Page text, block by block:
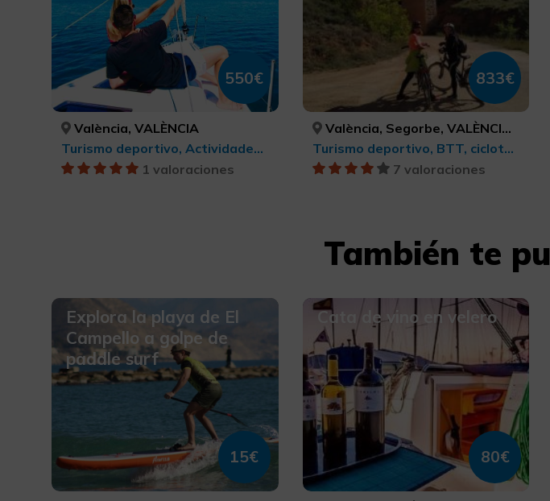
550€
València, VALÈNCIA
Turismo deportivo, Actividades náuticas
1 valoraciones
833€
València, Segorbe, VALÈNCIA, CASTELLÓ/CASTELLÓN
Turismo deportivo, BTT, cicloturismo y ciclismo
7 valoraciones
También te
Explora la playa de El
Campello a golpe de
paddle surf
15€
Cata de vino en velero
80€